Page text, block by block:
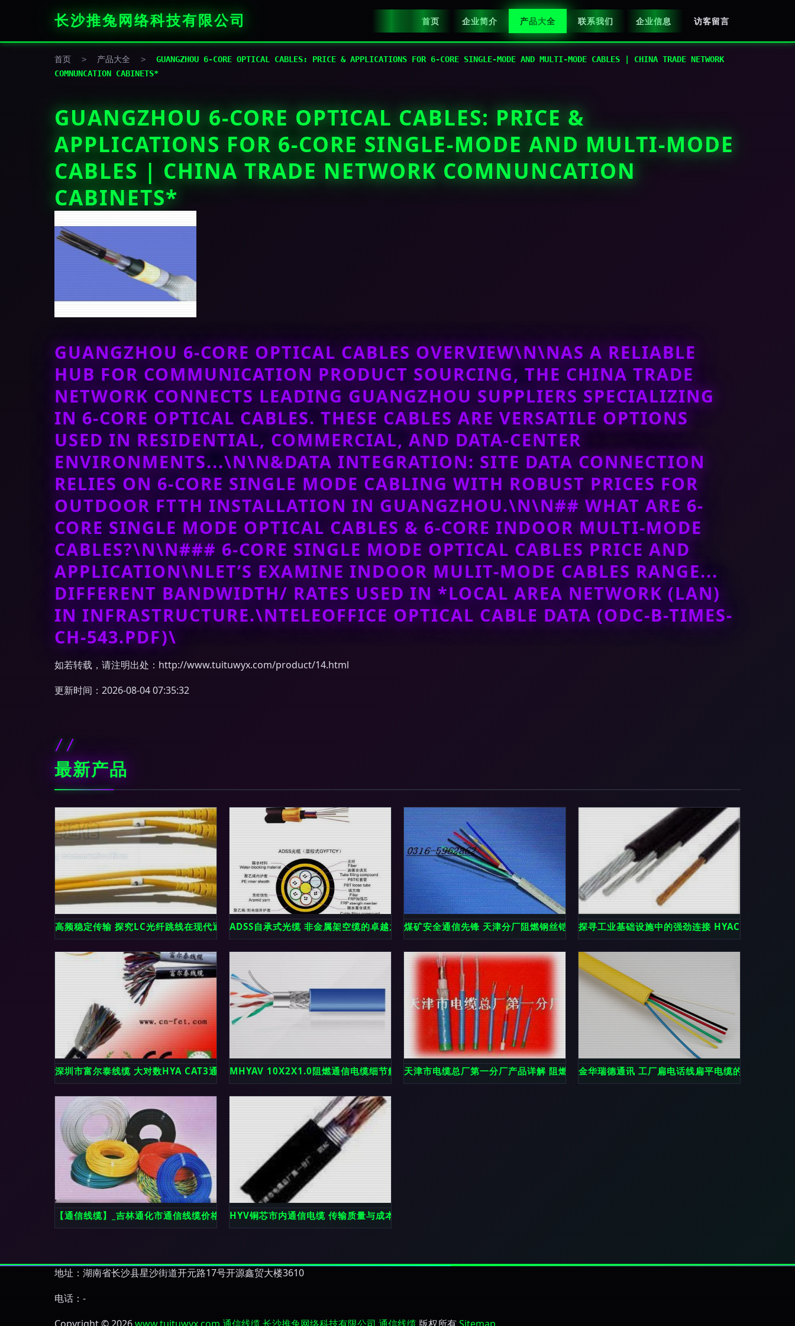
长沙推兔网络科技有限公司 首页 企业简介 产品大全 联系我们 企业信息 访客留言
首页 > 产品大全 >
GUANGZHOU 6-CORE OPTICAL CABLES: PRICE & APPLICATIONS FOR 6-CORE SINGLE-MODE AND MULTI-MODE CABLES | CHINA TRADE NETWORK
COMNUNCATION CABINETS*
GUANGZHOU 6-CORE OPTICAL CABLES: PRICE &
APPLICATIONS FOR 6-CORE SINGLE-MODE AND MULTI-MODE
CABLES | CHINA TRADE NETWORK COMNUNCATION
CABINETS*
GUANGZHOU 6-CORE OPTICAL CABLES OVERVIEW\N\NAS A RELIABLE
HUB FOR COMMUNICATION PRODUCT SOURCING, THE CHINA TRADE
NETWORK CONNECTS LEADING GUANGZHOU SUPPLIERS SPECIALIZING
IN 6-CORE OPTICAL CABLES. THESE CABLES ARE VERSATILE OPTIONS
USED IN RESIDENTIAL, COMMERCIAL, AND DATA-CENTER
ENVIRONMENTS...\N\N&DATA INTEGRATION: SITE DATA CONNECTION
RELIES ON 6-CORE SINGLE MODE CABLING WITH ROBUST PRICES FOR
OUTDOOR FTTH INSTALLATION IN GUANGZHOU.\N\N## WHAT ARE 6-
CORE SINGLE MODE OPTICAL CABLES & 6-CORE INDOOR MULTI-MODE
CABLES?\N\N### 6-CORE SINGLE MODE OPTICAL CABLES PRICE AND
APPLICATION\NLET’S EXAMINE INDOOR MULIT-MODE CABLES RANGE...
DIFFERENT BANDWIDTH/ RATES USED IN *LOCAL AREA NETWORK (LAN)
IN INFRASTRUCTURE.\NTELEOFFICE OPTICAL CABLE DATA (ODC-B-TIMES-
CH-543.PDF)\
如若转载，请注明出处：http://www.tuituwyx.com/product/14.html
更新时间：2026-08-04 07:35:32
最新产品
高频稳定传输 探究LC光纤跳线在现代通信线缆中的核心价值ADSS自承式光缆 非金属架空缆的卓越之选（2-288芯）煤矿安全通信先锋 天津分厂阻燃钢丝铠装通信电缆MHYYA32解析探寻工业基础设施中的强劲连接 HYAC 加粗加大
深圳市富尔泰线缆 大对数HYA CAT3通信电缆价格、参数与应用解析MHYAV 10X2X1.0阻燃通信电缆细节解析 高性能通信线缆的构造与应用天津市电缆总厂第一分厂产品详解 阻燃电缆与特种电缆全面展示金华瑞德通讯 工厂扁电话线扁平电缆的优势与应用
【通信线缆】_吉林通化市通信线缆价格_通信线缆批发_吉林通化市通信线缆供应商-搜了网
HYV铜芯市内通信电缆 传输质量与成本效益的均衡选择
地址：湖南省长沙县星沙街道开元路17号开源鑫贸大楼3610
电话：-